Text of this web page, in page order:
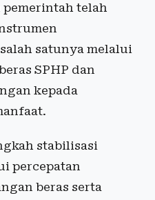
pemerintah telah
satunya melalui
SPHP dan
kepada
stabilisasi
percepatan
beras serta